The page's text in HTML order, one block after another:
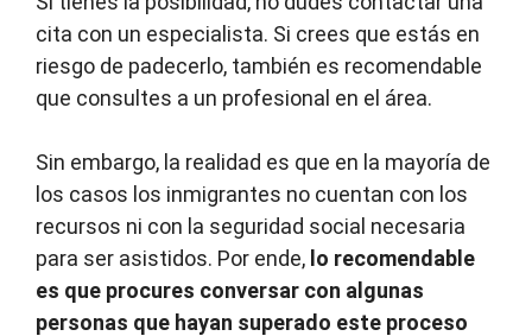
cita con un especialista. Si crees que estás en
riesgo de padecerlo, también es recomendable
que consultes a un profesional en el área.
Sin embargo, la realidad es que en la mayoría de
los casos los inmigrantes no cuentan con los
recursos ni con la seguridad social necesaria
para ser asistidos. Por ende, lo recomendable
es que procures conversar con algunas
personas que hayan superado este proceso